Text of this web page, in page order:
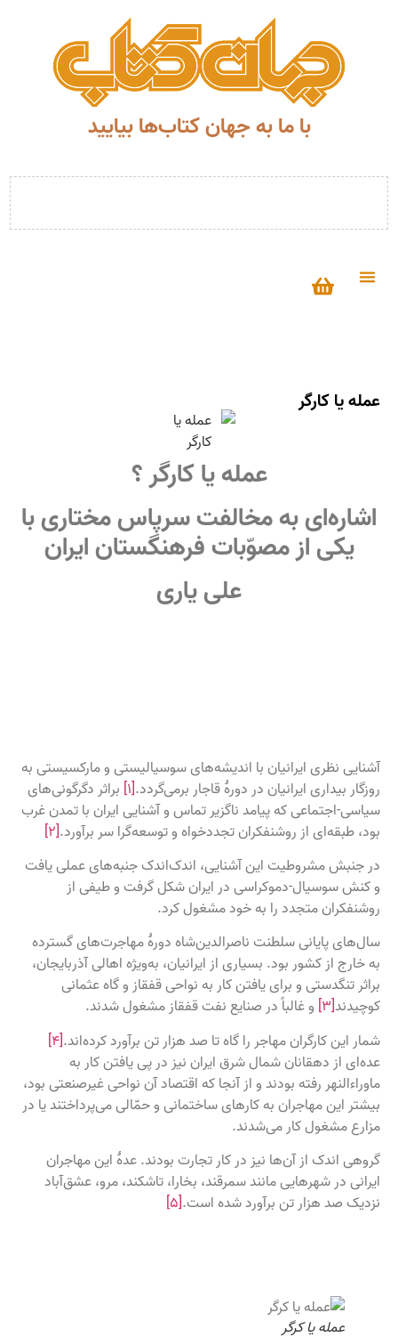
با ما به جهان کتاب‌ها بیایید
عمله یا کارگر
عمله یا کارگر ؟
اشاره‌ای به مخالفت سرپاس مختاری با
یکی از مصوّبات فرهنگستان ایران
علی یاری
آشنایی نظری ایرانیان با اندیشه‌های سوسیالیستی و مارکسیستی به
روزگار بیداری ایرانیان در دورهٔ قاجار برمی‌گردد.[۱]
براثر دگرگونی‌های
سیاسی-اجتماعی‌ که پیامد ناگزیر تماس و آشنایی ایران با تمدن غرب
بود، طبقه‌ای از روشنفکران تجددخواه و توسعه‌گرا سر برآورد.[۲]
در جنبش مشروطیت این آشنایی، اندک‌اندک جنبه‌های عملی یافت
و کنش سوسیال-‌دموکراسی در ایران شکل گرفت و طیفی از
روشنفکران متجدد را به خود مشغول کرد.
سال‌های پایانی سلطنت ناصرالدین‌شاه دورهٔ مهاجرت‌های گسترده
به خارج از کشور بود. بسیاری از ایرانیان، به‌ویژه اهالی آذربایجان،
براثر تنگدستی و برای یافتن کار به نواحی قفقاز و گاه عثمانی
کوچیدند
و غالباً در صنایع نفت قفقاز مشغول شدند.
شمار این کارگران مهاجر را گاه تا صد هزار تن برآورد کرده‌اند.[۴]
عده‌ای از دهقانان شمال شرق ایران نیز در پی یافتن کار به
ماوراءالنهر رفته بودند و از آنجا که اقتصاد آن نواحی غیرصنعتی بود،
بیشتر این مهاجران به کارهای ساختمانی و حمّالی می‌پرداختند یا در
مزارع مشغول کار می‌شدند.
گروهی اندک از آن‌ها نیز در کار تجارت بودند. عدهٔ این مهاجران
ایرانی در شهرهایی مانند سمرقند، بخارا، تاشکند، مرو، عشق‌آباد
نزدیک صد هزار تن برآورد شده است.
عمله یا کرگر